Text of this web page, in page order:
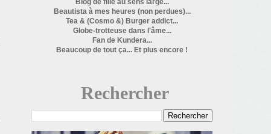
Beautista à mes heures (non perdues)...
Tea & (Cosmo &) Burger addict...
Globe-trotteuse dans l'âme...
Fan de Kundera...
Beaucoup de tout ça... Et plus encore !
Rechercher